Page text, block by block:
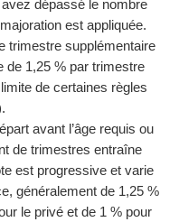
dépassé le nombre
est appliquée.
trimestre supplémentaire
de 1,25 % par trimestre
de certaines règles
avant l’âge requis ou
de trimestres entraîne
est progressive et varie
généralement de 1,25 %
le privé et de 1 % pour